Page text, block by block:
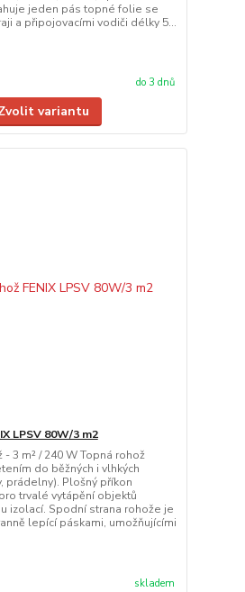
jeden pás topné folie se
a připojovacími vodiči délky 5...
do 3 dnů
variantu
LPSV 80W/3 m2
3 m² / 240 W Topná rohož
do běžných i vlhkých
prádelny). Plošný příkon
trvalé vytápění objektů
izolací. Spodní strana rohože je
lepící páskami, umožňujícími
skladem